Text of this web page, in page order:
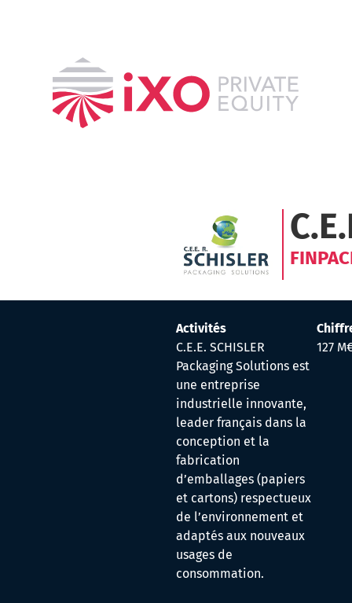
Activités
C.E.E. SCHISLER
Packaging Solutions est
une entreprise
industrielle innovante,
leader français dans la
conception et la
fabrication
d’emballages (papiers
et cartons) respectueux
de l’environnement et
adaptés aux nouveaux
usages de
consommation.
127